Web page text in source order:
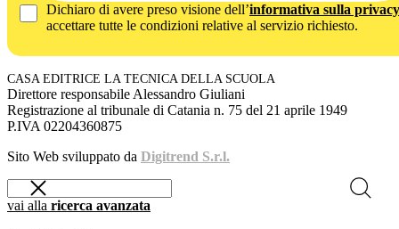
Dichiaro di avere preso visione dell’informativa sulla privacy
accettare tutte le condizioni relative al servizio richiesto.
CASA EDITRICE LA TECNICA DELLA SCUOLA
Direttore responsabile Alessandro Giuliani
Registrazione al tribunale di Catania n. 75 del 21 aprile 1949
P.IVA 02204360875
Sito Web sviluppato da Digitrend S.r.l.
vai alla ricerca avanzata